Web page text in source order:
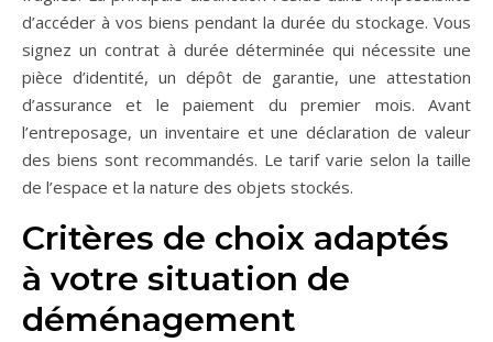
d’accéder à vos biens pendant la durée du stockage. Vous
signez un contrat à durée déterminée qui nécessite une
pièce d’identité, un dépôt de garantie, une attestation
d’assurance et le paiement du premier mois. Avant
l’entreposage, un inventaire et une déclaration de valeur
des biens sont recommandés. Le tarif varie selon la taille
de l’espace et la nature des objets stockés.
Critères de choix adaptés
à votre situation de
déménagement